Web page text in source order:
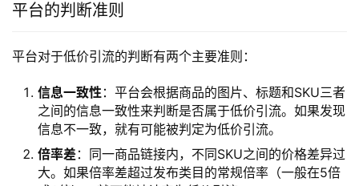
平台的判断准则
平台对于低价引流的判断有两个主要准则：
信息一致性 ：平台会根据商品的图片、标题和SKU三者
之间的信息一致性来判断是否属于低价引流。如果发现
信息不一致，就有可能被判定为低价引流。
倍率差：同一商品链接内，不同SKU之间的价格差异过
大。如果倍率差超过发布类目的常规倍率（一般在5倍